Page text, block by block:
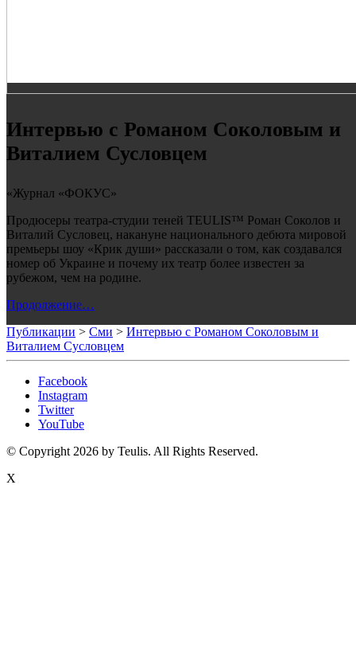
Интервью с Романом Соколовым и
Виталием Сусловцем
«Журнал «ФОКУС»
Продюсеры театра-студии теней TEULIS™ Роман Соколов и
Виталий Сусловец, накануне национального дебюта мировой
премьеры шоу «Крик души» рассказали о том, как создавался
номер об Украине и почему их театр более известен за
рубежом, чем на родине.
Продолжение…
Публикации > Сми > Интервью с Романом Соколовым и
Виталием Сусловцем
Facebook
Instagram
Twitter
YouTube
© Copyright 2026 by Teulis. All Rights Reserved.
X